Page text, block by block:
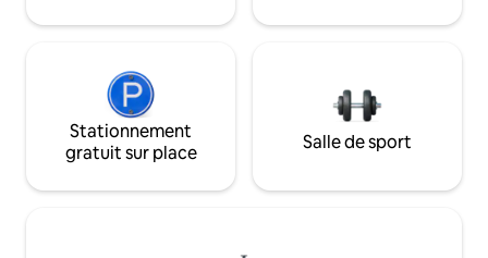
Stationnement
gratuit sur place
Salle de sport